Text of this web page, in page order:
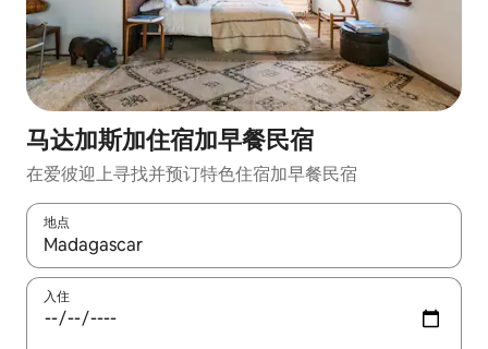
马达加斯加住宿加早餐民宿
在爱彼迎上寻找并预订特色住宿加早餐民宿
地点
如有搜索结果，请使用上下方向键查看，或通过点击或滑动手势
入住